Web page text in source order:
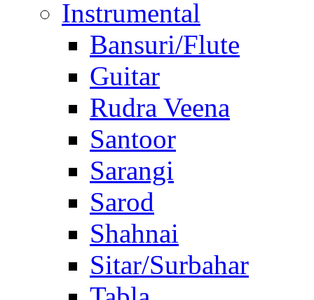
Instrumental
Bansuri/Flute
Guitar
Rudra Veena
Santoor
Sarangi
Sarod
Shahnai
Sitar/Surbahar